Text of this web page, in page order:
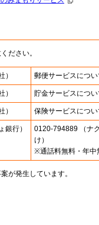
ださい。
） 郵便サービスについ
） 貯金サービスについ
） 保険サービスについ
銀行）
0120-794889 （ナ
け）
※通話料無料・年中
が発生しています。